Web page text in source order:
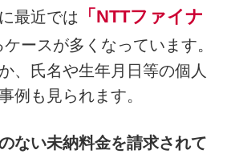
最近では
「NTTファイナ
ースが多くなっています。
、氏名や生年月日等の個人
例も見られます。
ない未納料金を請求されて